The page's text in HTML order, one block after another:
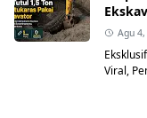
Pantai
Agu
Viral,